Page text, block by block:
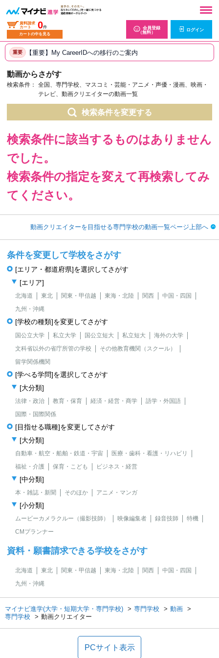
資料請求
カート
0件
カートの中を見る
会員登録
（無料）
ログイン
重要 【重要】My CareerIDへの移行のご案内
動画からさがす
検索条件：
全国、専門学校、マスコミ・芸能・アニメ・声優・漫画、映画・
テレビ、動画クリエイターの動画一覧
検索条件を変更する
検索条件に該当するものはありません
でした。
検索条件の指定を変えて再検索してみ
てください。
動画クリエイターを目指せる専門学校の動画一覧ページ上部へ
条件を変更して学校をさがす
[エリア・都道府県]を選択してさがす
[エリア]
北海道 東北 関東・甲信越 東海・北陸 関西
中国・四国
九州・沖縄
[学校の種類]を変更してさがす
国公立大学 私立大学 国公立短大 私立短大
海外の大学
文科省以外の省庁所管の学校
その他教育機関（スクール）
留学関係機関
[学べる学問]を選択してさがす
[大分類]
法律・政治 教育・保育 経済・経営・商学
語学・外国語
国際・国際関係
[目指せる職種]を変更してさがす
[大分類]
自動車・航空・船舶・鉄道・宇宙
医療・歯科・看護・リハビリ
福祉・介護
保育・こども ビジネス・経営
[中分類]
本・雑誌・新聞 そのほか アニメ・マンガ
[小分類]
ムービーカメラクルー（撮影技師） 映像編集者 録音技師
特機
CMプランナー
資料・願書請求できる学校をさがす
北海道 東北 関東・甲信越 東海・北陸 関西
中国・四国
九州・沖縄
マイナビ進学(大学・短期大学・専門学校) 専門学校
動画
専門学校
動画クリエイター
PCサイト表示